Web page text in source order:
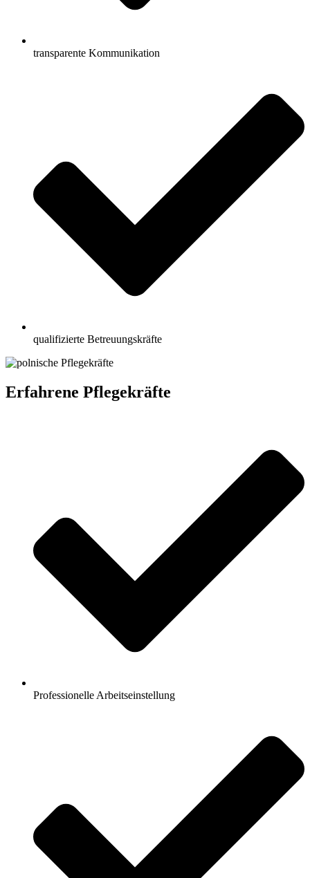
transparente Kommunikation
qualifizierte Betreuungskräfte
Erfahrene Pflegekräfte
Professionelle Arbeitseinstellung